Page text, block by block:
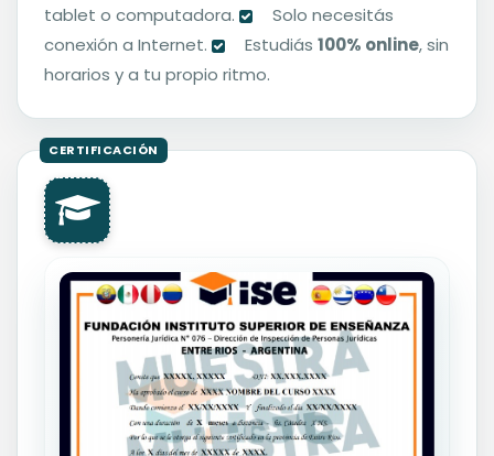
tablet o computadora.
Solo necesitás
conexión a Internet.
Estudiás 100% online, sin
horarios y a tu propio ritmo.